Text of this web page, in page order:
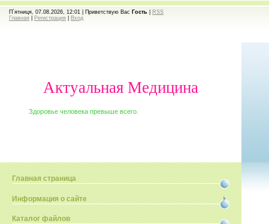
П`ятниця, 07.08.2026, 12:01 | Приветствую Вас Гость
RSS
Главная
Регистрация Вход
Актуальная Медицина
Здоровье человека превыше всего.
Главная страница
Информация о сайте
Каталог файлов